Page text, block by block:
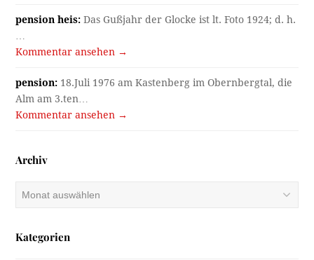
pension heis: Das Gußjahr der Glocke ist lt. Foto 1924; d. h.
…
Kommentar ansehen →
pension: 18.Juli 1976 am Kastenberg im Obernbergtal, die
Alm am 3.ten…
Kommentar ansehen →
Archiv
Archiv
Kategorien